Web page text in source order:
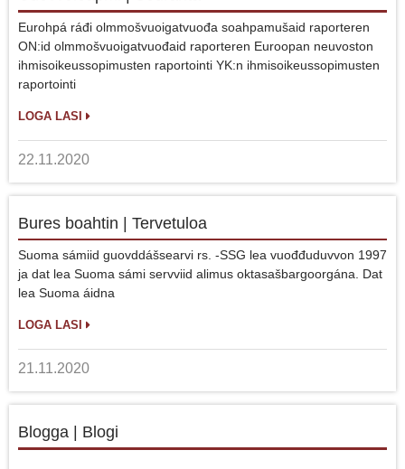
Eurohpá ráđi olmmošvuoigatvuođa soahpamušaid raporteren
ON:id olmmošvuoigatvuođaid raporteren Euroopan neuvoston
ihmisoikeussopimusten raportointi YK:n ihmisoikeussopimusten
raportointi
LOGA LASI
22.11.2020
Bures boahtin | Tervetuloa
Suoma sámiid guovddášsearvi rs. -SSG lea vuođđuduvvon 1997
ja dat lea Suoma sámi servviid alimus oktasašbargoorgána. Dat
lea Suoma áidna
LOGA LASI
21.11.2020
Blogga | Blogi